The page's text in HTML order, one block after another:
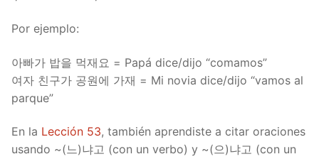
Por ejemplo:
아빠가 밥을 먹재요 = Papá dice/dijo “comamos”
여자 친구가 공원에 가재 = Mi novia dice/dijo “vamos al
parque”
En la Lección 53, también aprendiste a citar oraciones
usando ~(느)냐고 (con un verbo) y ~(으)냐고 (con un